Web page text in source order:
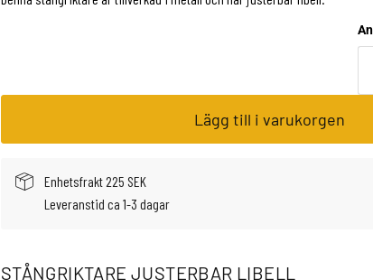
Lägg till i varukorgen
Enhetsfrakt 225 SEK
Leveranstid ca 1-3 dagar
STÅNGRIKTARE JUSTERBAR LIBELL